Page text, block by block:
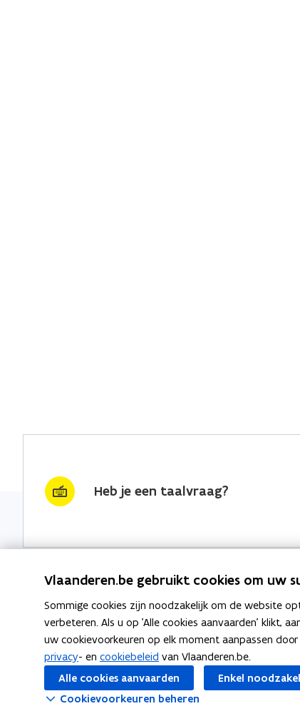
Heb je een taalvraag?
Nieuwsbrief krijgen?
vraag & woord van de week
wekelijks in je mailbox
Schrijf je in
Vlaanderen.be gebruikt cookies om uw
Sommige cookies zijn noodzakelijk om de website
verbeteren. Als u op 'Alle cookies aanvaarden' klikt,
uw cookievoorkeuren op elk moment aanpassen
privacy- en cookiebeleid van Vlaanderen.be.
Alle cookies aanvaarden
Enkel
Cookievoorkeuren beheren